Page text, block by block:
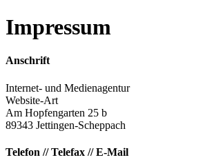
Impressum
Anschrift
Internet- und Medienagentur
Website-Art
Am Hopfengarten 25 b
89343 Jettingen-Scheppach
Telefon // Telefax // E-Mail